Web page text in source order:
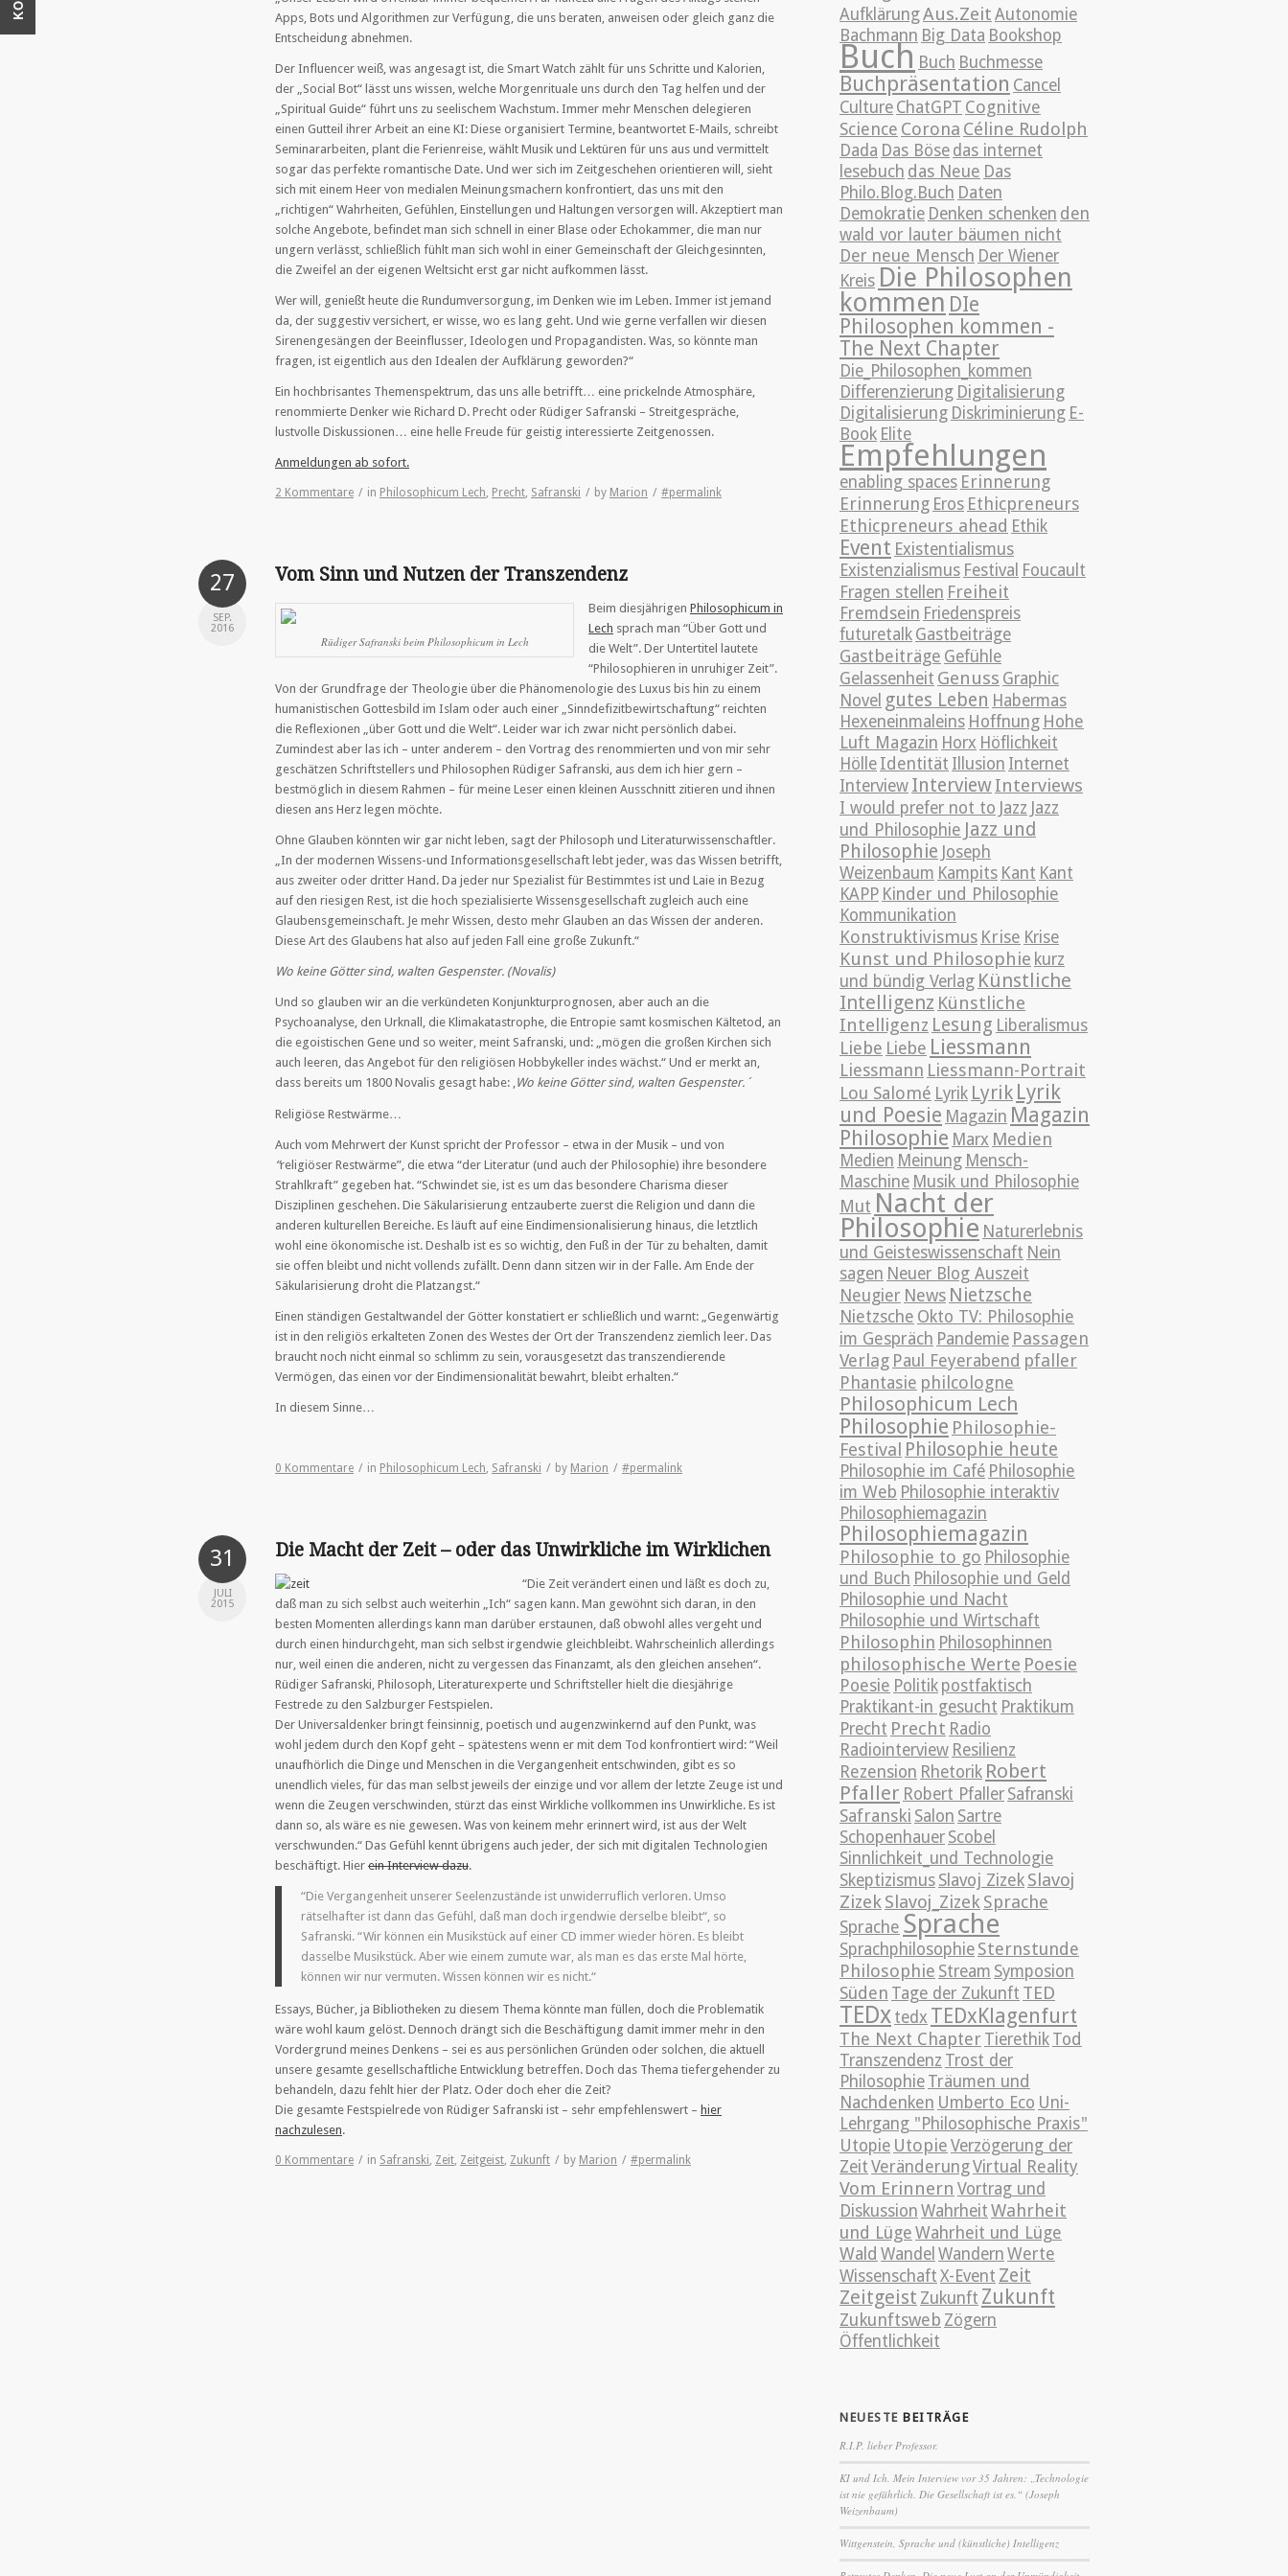
Apps, Bots und Algorithmen zur Verfügung, die uns beraten, anweisen oder gleich ganz die
Entscheidung abnehmen.
Der Influencer weiß, was angesagt ist, die Smart Watch zählt für uns Schritte und Kalorien,
der „Social Bot“ lässt uns wissen, welche Morgenrituale uns durch den Tag helfen und der
„Spiritual Guide“ führt uns zu seelischem Wachstum. Immer mehr Menschen delegieren
einen Gutteil ihrer Arbeit an eine KI: Diese organisiert Termine, beantwortet E-Mails, schreibt
Seminararbeiten, plant die Ferienreise, wählt Musik und Lektüren für uns aus und vermittelt
sogar das perfekte romantische Date. Und wer sich im Zeitgeschehen orientieren will, sieht
sich mit einem Heer von medialen Meinungsmachern konfrontiert, das uns mit den
„richtigen“ Wahrheiten, Gefühlen, Einstellungen und Haltungen versorgen will. Akzeptiert man
solche Angebote, befindet man sich schnell in einer Blase oder Echokammer, die man nur
ungern verlässt, schließlich fühlt man sich wohl in einer Gemeinschaft der Gleichgesinnten,
die Zweifel an der eigenen Weltsicht erst gar nicht aufkommen lässt.
Wer will, genießt heute die Rundumversorgung, im Denken wie im Leben. Immer ist jemand
da, der suggestiv versichert, er wisse, wo es lang geht. Und wie gerne verfallen wir diesen
Sirenengesängen der Beeinflusser, Ideologen und Propagandisten. Was, so könnte man
fragen, ist eigentlich aus den Idealen der Aufklärung geworden?“
Ein hochbrisantes Themenspektrum, das uns alle betrifft… eine prickelnde Atmosphäre,
renommierte Denker wie Richard D. Precht oder Rüdiger Safranski – Streitgespräche,
lustvolle Diskussionen… eine helle Freude für geistig interessierte Zeitgenossen.
Anmeldungen ab sofort.
2 Kommentare / in Philosophicum Lech, Precht, Safranski / by Marion / #permalink
27
SEP.
2016
Vom Sinn und Nutzen der Transzendenz
Rüdiger Safranski beim Philosophicum in Lech
Beim diesjährigen Philosophicum in
Lech sprach man “Über Gott und
die Welt”. Der Untertitel lautete
“Philosophieren in unruhiger Zeit”.
Von der Grundfrage der Theologie über die Phänomenologie des Luxus bis hin zu einem
humanistischen Gottesbild im Islam oder auch einer „Sinndefizitbewirtschaftung“ reichten
die Reflexionen „über Gott und die Welt“. Leider war ich zwar nicht persönlich dabei.
Zumindest aber las ich – unter anderem – den Vortrag des renommierten und von mir sehr
geschätzen Schriftstellers und Philosophen Rüdiger Safranski, aus dem ich hier gern –
bestmöglich in diesem Rahmen – für meine Leser einen kleinen Ausschnitt zitieren und ihnen
diesen ans Herz legen möchte.
Ohne Glauben könnten wir gar nicht leben, sagt der Philosoph und Literaturwissenschaftler.
„In der modernen Wissens-und Informationsgesellschaft lebt jeder, was das Wissen betrifft,
aus zweiter oder dritter Hand. Da jeder nur Spezialist für Bestimmtes ist und Laie in Bezug
auf den riesigen Rest, ist die hoch spezialisierte Wissensgesellschaft zugleich auch eine
Glaubensgemeinschaft. Je mehr Wissen, desto mehr Glauben an das Wissen der anderen.
Diese Art des Glaubens hat also auf jeden Fall eine große Zukunft.“
Wo keine Götter sind, walten Gespenster. (Novalis)
Und so glauben wir an die verkündeten Konjunkturprognosen, aber auch an die
Psychoanalyse, den Urknall, die Klimakatastrophe, die Entropie samt kosmischen Kältetod, an
die egoistischen Gene und so weiter, meint Safranski, und: „mögen die großen Kirchen sich
auch leeren, das Angebot für den religiösen Hobbykeller indes wächst.“ Und er merkt an,
dass bereits um 1800 Novalis gesagt habe: ‚Wo keine Götter sind, walten Gespenster.´
Religiöse Restwärme…
Auch vom Mehrwert der Kunst spricht der Professor – etwa in der Musik – und von
“religiöser Restwärme”, die etwa “der Literatur (und auch der Philosophie) ihre besondere
Strahlkraft” gegeben hat. “Schwindet sie, ist es um das besondere Charisma dieser
Disziplinen geschehen. Die Säkularisierung entzauberte zuerst die Religion und dann die
anderen kulturellen Bereiche. Es läuft auf eine Eindimensionalisierung hinaus, die letztlich
wohl eine ökonomische ist. Deshalb ist es so wichtig, den Fuß in der Tür zu behalten, damit
sie offen bleibt und nicht vollends zufällt. Denn dann sitzen wir in der Falle. Am Ende der
Säkularisierung droht die Platzangst.“
Einen ständigen Gestaltwandel der Götter konstatiert er schließlich und warnt: „Gegenwärtig
ist in den religiös erkalteten Zonen des Westes der Ort der Transzendenz ziemlich leer. Das
braucht noch nicht einmal so schlimm zu sein, vorausgesetzt das transzendierende
Vermögen, das einen vor der Eindimensionalität bewahrt, bleibt erhalten.“
In diesem Sinne…
0 Kommentare / in Philosophicum Lech Safranski / by Marion / #permalink
31
JULI
2015
Die Macht der Zeit – oder das Unwirkliche im Wirklichen
“Die Zeit verändert einen und läßt es doch zu,
daß man zu sich selbst auch weiterhin „Ich“ sagen kann. Man gewöhnt sich daran, in den
besten Momenten allerdings kann man darüber erstaunen, daß obwohl alles vergeht und
durch einen hindurchgeht, man sich selbst irgendwie gleichbleibt. Wahrscheinlich allerdings
nur, weil einen die anderen, nicht zu vergessen das Finanzamt, als den gleichen ansehen“.
Rüdiger Safranski, Philosoph, Literaturexperte und Schriftsteller hielt die diesjährige
Festrede zu den Salzburger Festspielen.
Der Universaldenker bringt feinsinnig, poetisch und augenzwinkernd auf den Punkt, was
wohl jedem durch den Kopf geht – spätestens wenn er mit dem Tod konfrontiert wird: “Weil
unaufhörlich die Dinge und Menschen in die Vergangenheit entschwinden, gibt es so
unendlich vieles, für das man selbst jeweils der einzige und vor allem der letzte Zeuge ist und
wenn die Zeugen verschwinden, stürzt das einst Wirkliche vollkommen ins Unwirkliche. Es ist
dann so, als wäre es nie gewesen. Was von keinem mehr erinnert wird, ist aus der Welt
verschwunden.“ Das Gefühl kennt übrigens auch jeder, der sich mit digitalen Technologien
beschäftigt. Hier ein Interview dazu.
“Die Vergangenheit unserer Seelenzustände ist unwiderruflich verloren. Umso
rätselhafter ist dann das Gefühl, daß man doch irgendwie derselbe bleibt“, so
Safranski. “Wir können ein Musikstück auf einer CD immer wieder hören. Es bleibt
dasselbe Musikstück. Aber wie einem zumute war, als man es das erste Mal hörte,
können wir nur vermuten. Wissen können wir es nicht.“
Essays, Bücher, ja Bibliotheken zu diesem Thema könnte man füllen, doch die Problematik
wäre wohl kaum gelöst. Dennoch drängt sich die Beschäftigung damit immer mehr in den
Vordergrund meines Denkens – sei es aus persönlichen Gründen oder solchen, die aktuell
unsere gesamte gesellschaftliche Entwicklung betreffen. Doch das Thema tiefergehender zu
behandeln, dazu fehlt hier der Platz. Oder doch eher die Zeit?
Die gesamte Festspielrede von Rüdiger Safranski ist – sehr empfehlenswert – hier
nachzulesen.
0 Kommentare / in Safranski, Zeit, Zeitgeist, Zukunft / by Marion / #permalink
AufklärungAus.Zeit Autonomie
Bachmann Big Data Bookshop
Buch Buch Buchmesse
Buchpräsentation Cancel
Culture ChatGPT Cognitive
Science Corona Céline Rudolph
Dada Das Böse das internet
lesebuch das Neue Das
Philo.Blog.Buch Daten
Demokratie Denken schenken den
wald vor lauter bäumen nicht
Der neue Mensch Der Wiener
Kreis Die Philosophen
kommen DIe
Philosophen kommen -
The Next Chapter
Die_Philosophen_kommen
Differenzierung Digitalisierung
Digitalisierung Diskriminierung E-
Book Elite
Empfehlungen
enabling spaces Erinnerung
Erinnerung Eros Ethicpreneurs
Ethicpreneurs ahead Ethik
Event Existentialismus
Existenzialismus Festival Foucault
Fragen stellen Freiheit
Fremdsein Friedenspreis
futuretalk Gastbeiträge
Gastbeiträge Gefühle
Gelassenheit Genuss Graphic
Novel gutes Leben Habermas
Hexeneinmaleins Hoffnung Hohe
Luft Magazin Horx Höflichkeit
Hölle Identität Illusion Internet
Interview InterviewInterviews
I would prefer not to Jazz Jazz
und Philosophie Jazz und
Philosophie Joseph
Weizenbaum Kampits Kant Kant
KAPP Kinder und Philosophie
Kommunikation
Konstruktivismus Krise Krise
Kunst und Philosophie kurz
und bündig Verlag Künstliche
Intelligenz Künstliche
Intelligenz Lesung Liberalismus
Liebe Liebe Liessmann
Liessmann Liessmann-Portrait
Lou Salomé Lyrik Lyrik Lyrik
und Poesie Magazin Magazin
Philosophie Marx Medien
Medien Meinung Mensch-
Maschine Musik und Philosophie
Mut Nacht der
Philosophie Naturerlebnis
und Geisteswissenschaft Nein
sagen Neuer Blog Auszeit
Neugier News Nietzsche
Nietzsche Okto TV: Philosophie
im Gespräch Pandemie Passagen
Verlag Paul Feyerabend pfaller
Phantasie philcologne
Philosophicum Lech
Philosophie Philosophie-
Festival Philosophie heute
Philosophie im Café Philosophie
im Web Philosophie interaktiv
Philosophiemagazin
Philosophiemagazin
Philosophie to go Philosophie
und Buch Philosophie und Geld
Philosophie und Nacht
Philosophie und Wirtschaft
Philosophin Philosophinnen
philosophische Werte Poesie
Poesie Politik postfaktisch
Praktikant-in gesucht Praktikum
Precht Precht Radio
Radiointerview Resilienz
Rezension Rhetorik Robert
Pfaller Robert Pfaller Safranski
Safranski Salon Sartre
Schopenhauer Scobel
Sinnlichkeit_und Technologie
Skeptizismus Slavoj Zizek Slavoj
ZizekSlavoj_Zizek Sprache
Sprache Sprache
Sprachphilosophie Sternstunde
Philosophie Stream Symposion
Süden Tage der Zukunft TED
TEDx tedx TEDxKlagenfurt
The Next Chapter Tierethik Tod
Transzendenz Trost der
Philosophie Träumen und
Nachdenken Umberto Eco Uni-
Lehrgang "Philosophische Praxis"
Utopie Utopie Verzögerung der
Zeit VeränderungVirtual Reality
Vom Erinnern Vortrag und
Diskussion Wahrheit Wahrheit
und Lüge Wahrheit und Lüge
Wald Wandel Wandern Werte
Wissenschaft X-Event Zeit
Zeitgeist Zukunft Zukunft
Zukunftsweb Zögern
Öffentlichkeit
NEUESTE BEITRÄGE
R.I.P. lieber Professor.
KI und Ich. Mein Interview vor 35 Jahren: „Technologie
ist nie gefährlich. Die Gesellschaft ist es.“ (Joseph
Weizenbaum)
Wittgenstein, Sprache und (künstliche) Intelligenz